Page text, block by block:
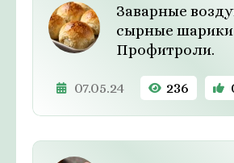
Заварные
сырные
Профитроли.
07.05.24 236